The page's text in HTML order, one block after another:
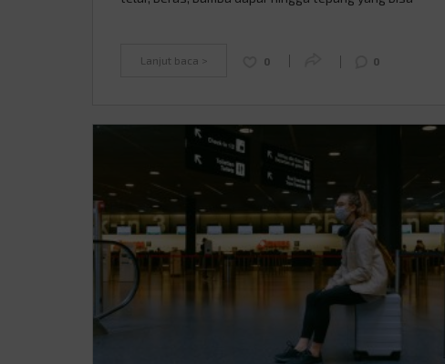
tepung, lho. Nah, berikut ini Mister jelasin 5 tepung yang
biasa …
Lanjut baca > 0 0